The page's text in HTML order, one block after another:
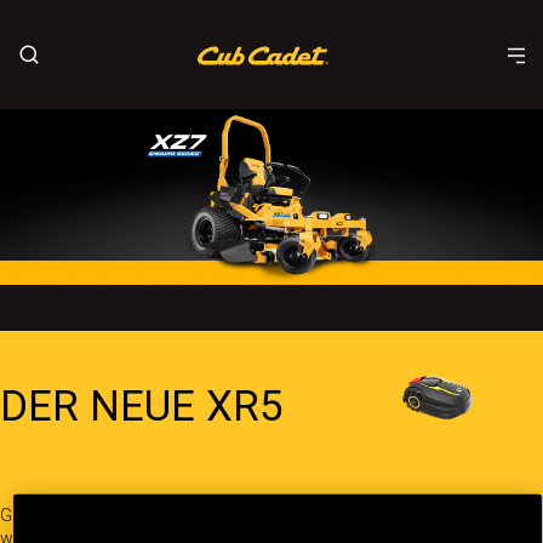
DER NEUE XR5
Ganz egal, wie groß Ihr Garten ist oder in
welchen Formen seine Grenzen verlaufen – er